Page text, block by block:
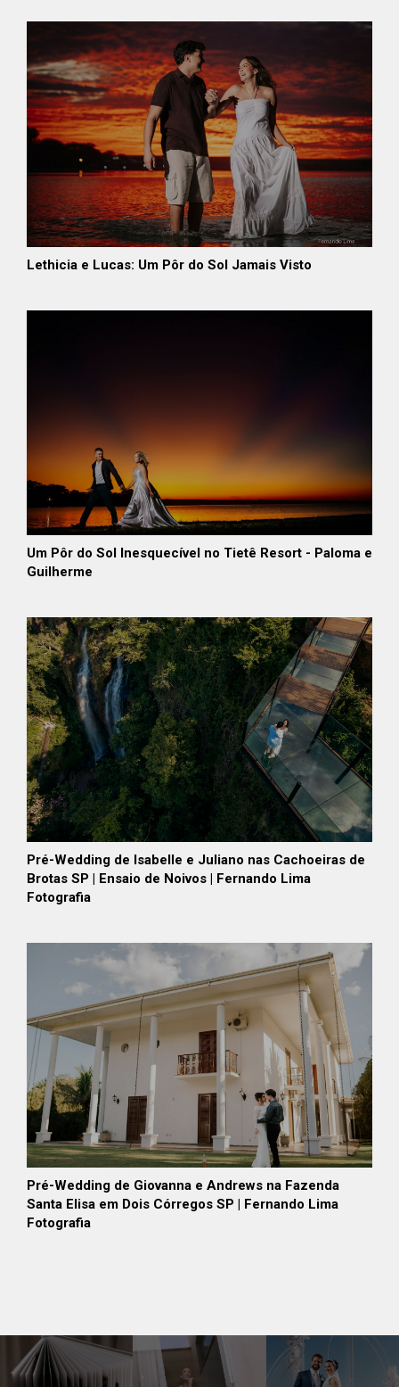
Lethicia e Lucas: Um Pôr do Sol Jamais Visto
Um Pôr do Sol Inesquecível no Tietê Resort - Paloma e
Guilherme
Pré-Wedding de Isabelle e Juliano nas Cachoeiras de
Brotas SP | Ensaio de Noivos | Fernando Lima
Fotografia
Pré-Wedding de Giovanna e Andrews na Fazenda
Santa Elisa em Dois Córregos SP | Fernando Lima
Fotografia